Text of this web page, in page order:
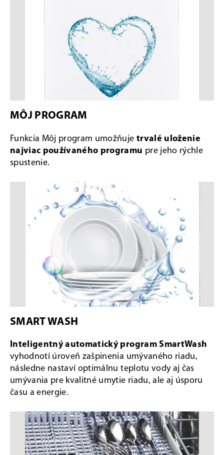
MÔJ PROGRAM
Funkcia Môj program umožňuje trvalé uloženie
najviac používaného programu pre jeho rýchle
spustenie.
SMART WASH
Inteligentný automatický program SmartWash
vyhodnotí úroveň zašpinenia umývaného riadu,
následne nastaví optimálnu teplotu vody aj čas
umývania pre kvalitné umytie riadu, ale aj úsporu
času a energie.